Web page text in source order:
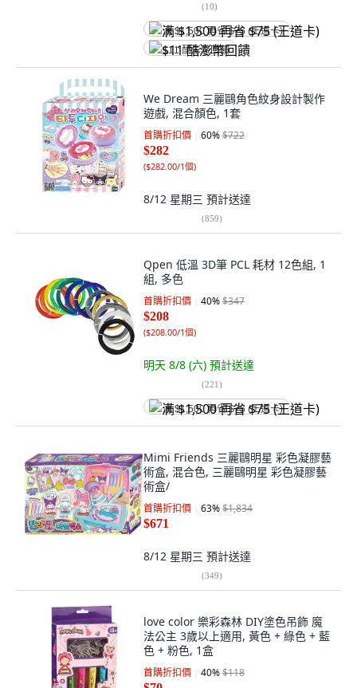
(10)
满 $1,500 再省 $75 (王道卡)
$11 酷澎幣回饋
We Dream 三麗鷗角色紋身設計製作
遊戲, 混合顏色, 1套
首購折扣價 60%$722
$282
($282.00/1個)
8/12 星期三 預計送達
(859)
Qpen 低溫 3D筆 PCL 耗材 12色組, 1
組, 多色
首購折扣價 40%$347
$208
($208.00/1個)
明天 8/8 (六) 預計送達
(221)
满 $1,500 再省 $75 (王道卡)
Mimi Friends 三麗鷗明星 彩色凝膠藝
術盒, 混合色, 三麗鷗明星 彩色凝膠藝
術盒/
首購折扣價 63%$1,834
$671
8/12 星期三 預計送達
(349)
love color 樂彩森林 DIY塗色吊飾 魔
法公主 3歲以上適用, 黃色 + 綠色 + 藍
色 + 粉色, 1盒
首購折扣價 40%$118